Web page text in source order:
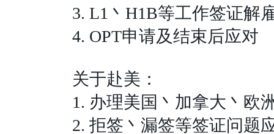
3. L1 丶 H1B等工作签证解
4. OPT申请及结束后应对
关于赴美：
1. 办理美国丶加拿大丶欧
2. 拒签丶漏签等签证问题